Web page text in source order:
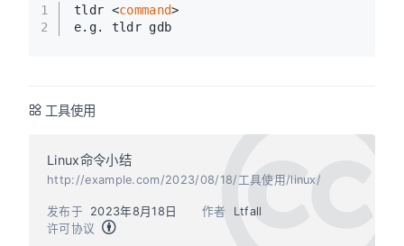
1
2
tldr <command>
e.g. tldr gdb
工具使用
Linux命令小结
http://example.com/2023/08/18/工具使用/linux/
作者 Ltfall
发布于
2023年8月18日
许可协议